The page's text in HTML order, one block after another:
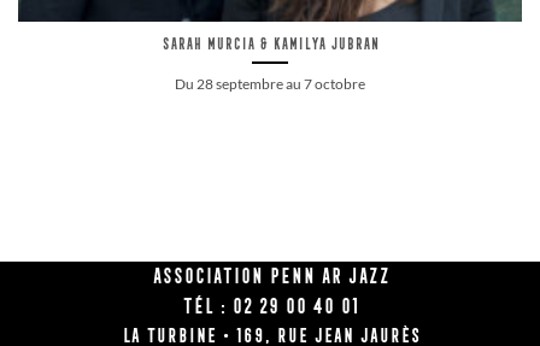
Sarah Murcia & Kamilya Jubran
Du 28 septembre au 7 octobre
Association Penn Ar Jazz
Tél : 02 29 00 40 01
La Turbine • 169, rue Jean Jaurès